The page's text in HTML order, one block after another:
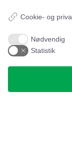
Samarbejdspartnere
Referencer
Tlf. nr.59
Cookie- og
Nødvendig
Statistik